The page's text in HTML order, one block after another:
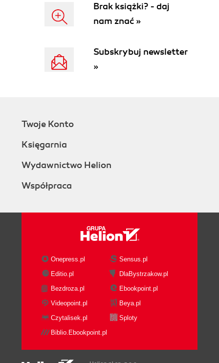
Brak książki? - daj
nam znać »
Subskrybuj newsletter
»
Twoje Konto
Księgarnia
Wydawnictwo Helion
Współpraca
Onepress.pl
Sensus.pl
Editio.pl
DlaBystrzakow.pl
Bezdroza.pl
Ebookpoint.pl
Videopoint.pl
Beya.pl
Czytalisek.pl
Sploty
Biblio.Ebookpoint.pl